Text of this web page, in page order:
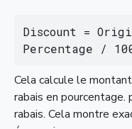
Discount =
Percentage /
Cela calcule le
rabais en
rabais. Cela montre